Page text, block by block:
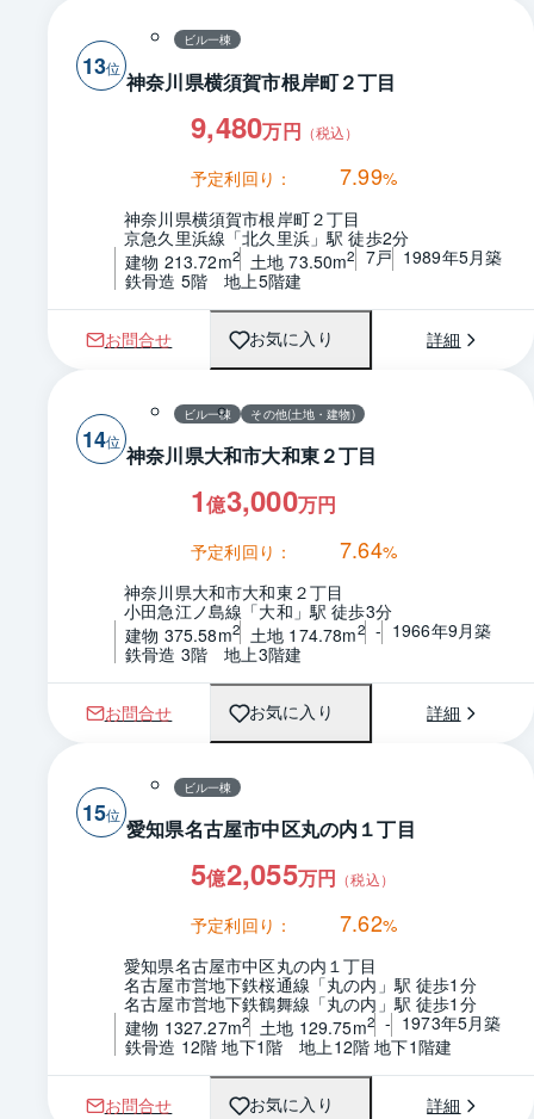
13
ビル一棟
神奈川県横須賀市根岸町２丁目
9,480万円 （税込）
予定利回り： 7.99%
神奈川県横須賀市根岸町２丁目
京急久里浜線「北久里浜」駅 徒歩2分
建物 213.72m2 土地 73.50m2 7戸 1989年5月築
鉄骨造 5階　地上5階建
お問合せ お気に入り 詳細
14
ビル一棟 その他(土地・建物)
神奈川県大和市大和東２丁目
1億3,000万円
予定利回り： 7.64%
神奈川県大和市大和東２丁目
小田急江ノ島線「大和」駅 徒歩3分
建物 375.58m2 土地 174.78m2 - 1966年9月築
鉄骨造 3階　地上3階建
お問合せ お気に入り 詳細
15
ビル一棟
愛知県名古屋市中区丸の内１丁目
5億2,055万円 （税込）
予定利回り： 7.62%
愛知県名古屋市中区丸の内１丁目
名古屋市営地下鉄桜通線「丸の内」駅 徒歩1分
名古屋市営地下鉄鶴舞線「丸の内」駅 徒歩1分
建物 1327.27m2 土地 129.75m2 - 1973年5月築
鉄骨造 12階 地下1階　地上12階 地下1階建
お問合せ お気に入り 詳細